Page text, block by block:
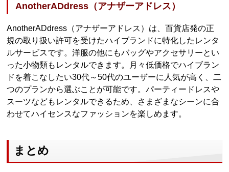
AnotherADdress（アナザーアドレス）
AnotherADdress（アナザーアドレス）は、百貨店発の正
規の取り扱い許可を受けたハイブランドに特化したレンタ
ルサービスです。洋服の他にもバッグやアクセサリーとい
った小物類もレンタルできます。月々低価格でハイブラン
ドを着こなしたい30代～50代のユーザーに人気が高く、二
つのプランから選ぶことが可能です。パーティードレスや
スーツなどもレンタルできるため、さまざまなシーンに合
わせてハイセンスなファッションを楽しめます。
まとめ